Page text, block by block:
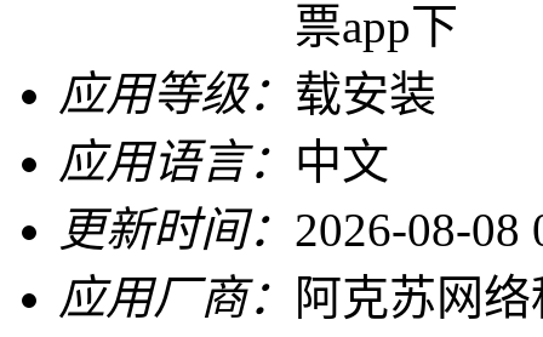
应用等级：
应用语言： 中文
更新时间： 2026-08-08
应用厂商： 阿克苏网